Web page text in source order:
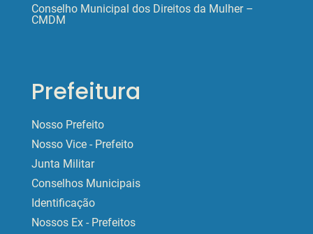
Conselho Municipal dos Direitos da Mulher –
CMDM
Prefeitura
Nosso Prefeito
Nosso Vice - Prefeito
Junta Militar
Conselhos Municipais
Identificação
Nossos Ex - Prefeitos